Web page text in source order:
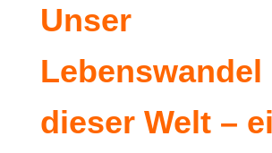
Unser
Lebenswandel
dieser Welt –